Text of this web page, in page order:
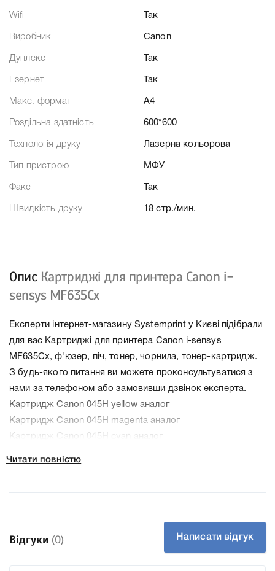
Wifi Так
Виробник Canon
Дуплекс Так
Езернет Так
Макс. формат A4
Роздільна здатність 600*600
Технологія друку Лазерна кольорова
Тип пристрою МФУ
Факс Так
Швидкість друку 18 стр./мин.
Опис Картриджі для принтера Canon i-
sensys MF635Cx
Експерти інтернет-магазину Systemprint у Києві підібрали
для вас Картриджі для принтера Canon i-sensys
MF635Cx, ф'юзер, піч, тонер, чорнила, тонер-картридж.
З будь-якого питання ви можете проконсультуватися з
нами за телефоном або замовивши дзвінок експерта.
Картридж Canon 045H yellow аналог
Картридж Canon 045H magenta аналог
Картридж Canon 045H cyan аналог
Картридж Canon 045H magenta
Картридж Canon 045H yellow
Читати повністю
Відгуки (0) Написати відгук